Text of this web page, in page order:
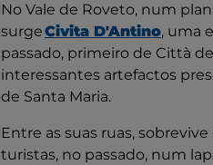
No Vale de Roveto, num
surgeCivita D'Antino, uma
passado, primeiro de Città
interessantes artefactos
de Santa Maria.
Entre as suas ruas,
turistas, no passado, num